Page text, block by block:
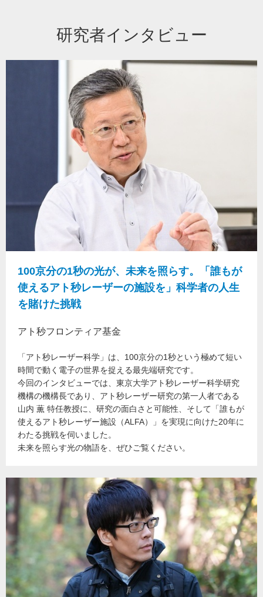
研究者インタビュー
100京分の1秒の光が、未来を照らす。「誰もが
使えるアト秒レーザーの施設を」科学者の人生
を賭けた挑戦
アト秒フロンティア基金
「アト秒レーザー科学」は、100京分の1秒という極めて短い
時間で動く電子の世界を捉える最先端研究です。
今回のインタビューでは、東京大学アト秒レーザー科学研究
機構の機構長であり、アト秒レーザー研究の第一人者である
山内 薫 特任教授に、研究の面白さと可能性、そして「誰もが
使えるアト秒レーザー施設（ALFA）」を実現に向けた20年に
わたる挑戦を伺いました。
未来を照らす光の物語を、ぜひご覧ください。